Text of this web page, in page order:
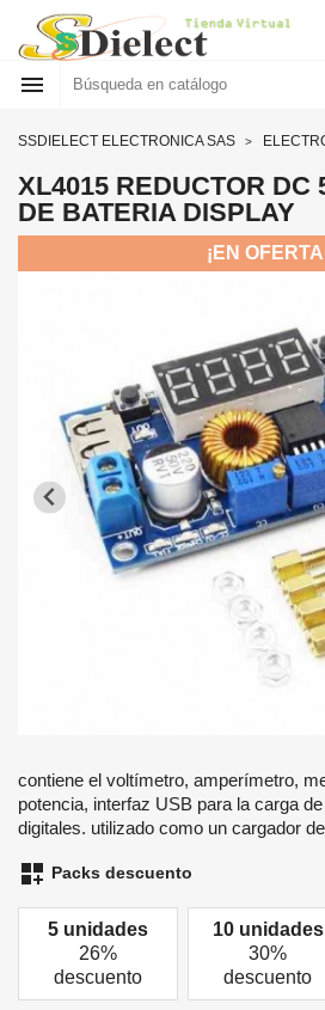

SSDIELECT ELECTRONICA SAS
XL4015 REDUCTOR DC
DE BATERIA DISPLAY
¡EN
contiene el voltímetro, amperímetro,
potencia, interfaz USB para la carga
digitales. utilizado como un cargador
dashboard_customize Packs descuento
5 unidades
26%
descuento
10 unidades
30%
descuento